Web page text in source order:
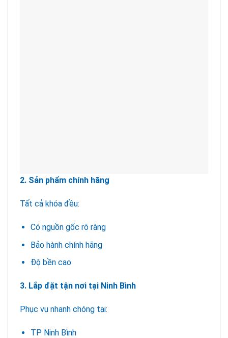
2. Sản phẩm chính hãng
Tất cả khóa đều:
Có nguồn gốc rõ ràng
Bảo hành chính hãng
Độ bền cao
3. Lắp đặt tận nơi tại Ninh Bình
Phục vụ nhanh chóng tại:
TP Ninh Bình